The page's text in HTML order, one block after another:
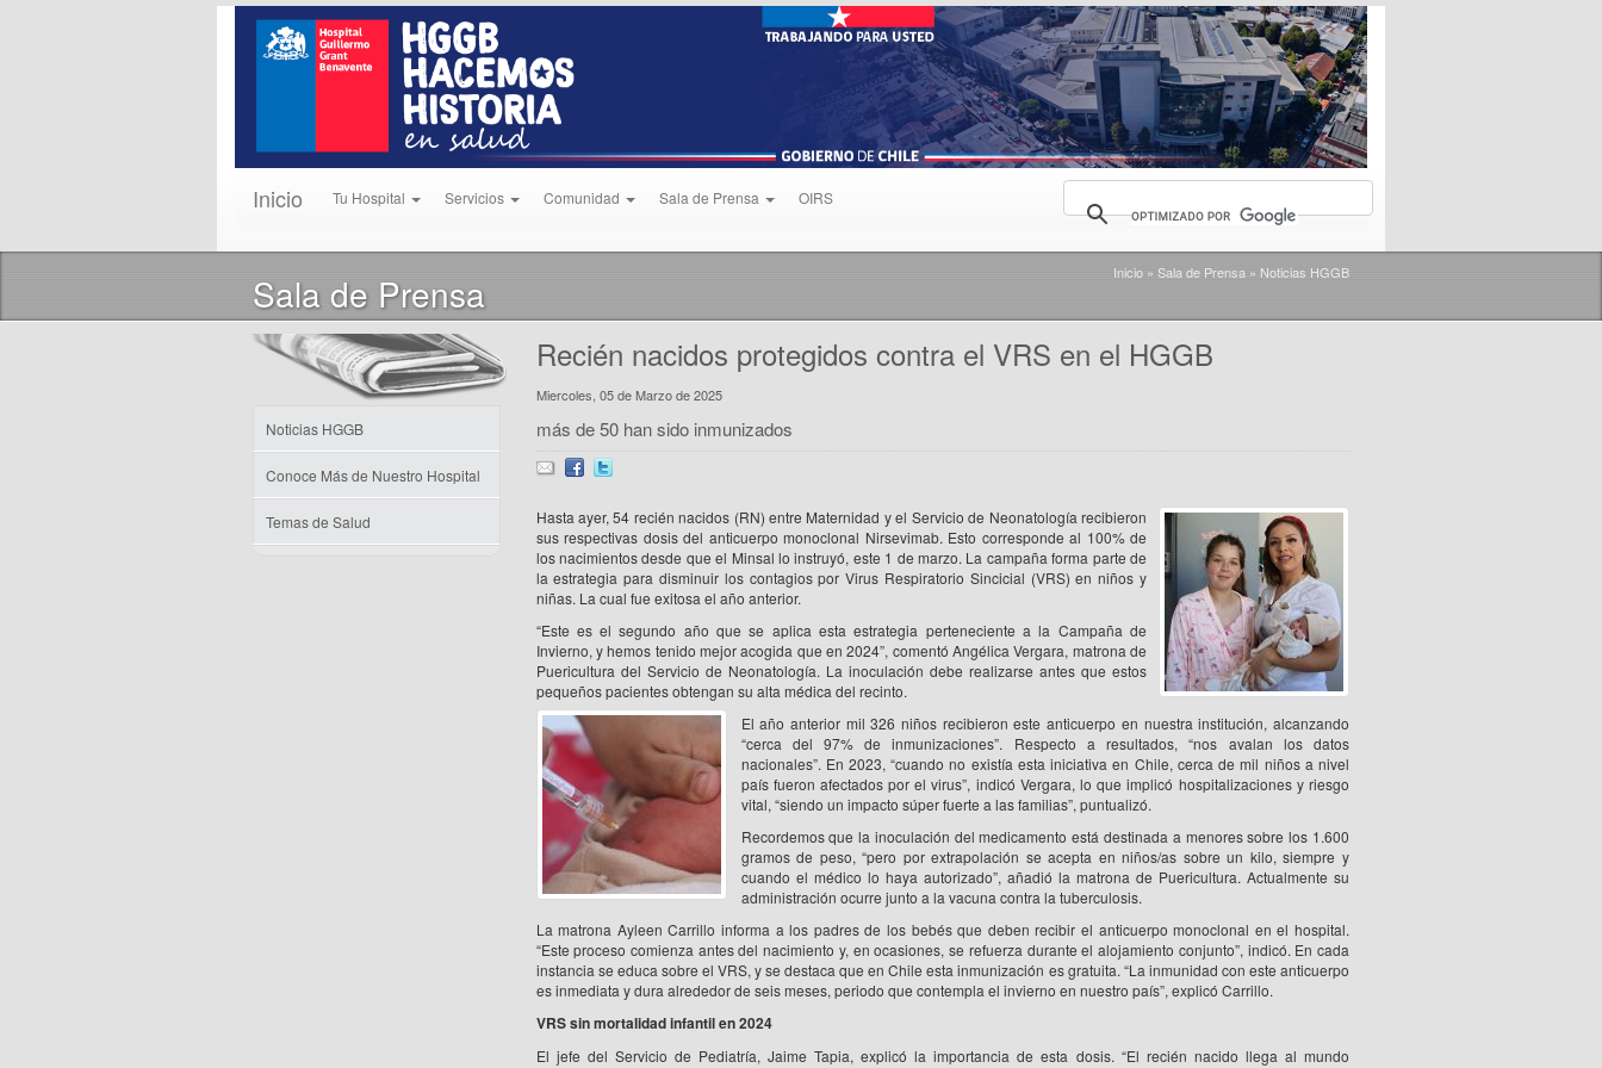
Inicio Tu Hospital Servicios Comunidad Sala de Prensa OIRS
Sala de Prensa Inicio» Sala de Prensa» Noticias HGGB
Noticias HGGB
Conoce Más de Nuestro Hospital
Temas de Salud
Recién nacidos protegidos contra el VRS en el HGGB
Miercoles, 05 de Marzo de 2025
más de 50 han sido inmunizados
Hasta ayer, 54 recién nacidos (RN) entre Maternidad y el Servicio de Neonatología recibieron
sus respectivas dosis del anticuerpo monoclonal Nirsevimab. Esto corresponde al 100% de
los nacimientos desde que el Minsal lo instruyó, este 1 de marzo. La campaña forma parte de
la estrategia para disminuir los contagios por Virus Respiratorio Sincicial (VRS) en niños y
niñas. La cual fue exitosa el año anterior.
“Este es el segundo año que se aplica esta estrategia perteneciente a la Campaña de
Invierno, y hemos tenido mejor acogida que en 2024”, comentó Angélica Vergara, matrona de
Puericultura del Servicio de Neonatología. La inoculación debe realizarse antes que estos
pequeños pacientes obtengan su alta médica del recinto.
El año anterior mil 326 niños recibieron este anticuerpo en nuestra institución, alcanzando
“cerca del 97% de inmunizaciones”. Respecto a resultados, “nos avalan los datos
nacionales”. En 2023, “cuando no existía esta iniciativa en Chile, cerca de mil niños a nivel
país fueron afectados por el virus”, indicó Vergara, lo que implicó hospitalizaciones y riesgo
vital, “siendo un impacto súper fuerte a las familias”, puntualizó.
Recordemos que la inoculación del medicamento está destinada a menores sobre los 1.600
gramos de peso, “pero por extrapolación se acepta en niños/as sobre un kilo, siempre y
cuando el médico lo haya autorizado”, añadió la matrona de Puericultura. Actualmente su
administración ocurre junto a la vacuna contra la tuberculosis.
La matrona Ayleen Carrillo informa a los padres de los bebés que deben recibir el anticuerpo monoclonal en el hospital.
“Este proceso comienza antes del nacimiento y, en ocasiones, se refuerza durante el alojamiento conjunto”, indicó. En cada
instancia se educa sobre el VRS, y se destaca que en Chile esta inmunización es gratuita. “La inmunidad con este anticuerpo
es inmediata y dura alrededor de seis meses, periodo que contempla el invierno en nuestro país”, explicó Carrillo.
VRS sin mortalidad infantil en 2024
El jefe del Servicio de Pediatría, Jaime Tapia, explicó la importancia de esta dosis. “El recién nacido llega al mundo